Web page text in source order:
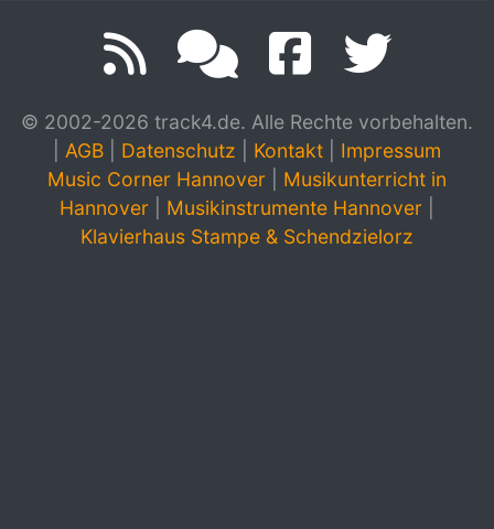
© 2002-2026 track4.de. Alle Rechte vorbehalten.
AGB Datenschutz Kontakt
Impressum
Music Corner Hannover
Musikunterricht in
Hannover
Musikinstrumente Hannover
Klavierhaus Stampe & Schendzielorz